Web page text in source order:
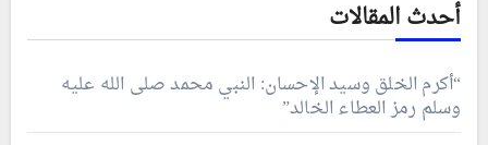
أحدث المقالات
“أكرم الخلق وسيد الإحسان: النبي محمد صلى الله عليه
وسلم رمز العطاء الخالد”